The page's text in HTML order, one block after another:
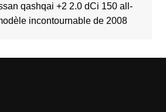
qashqai +2 2.0 dCi 150 all-
incontournable de 2008